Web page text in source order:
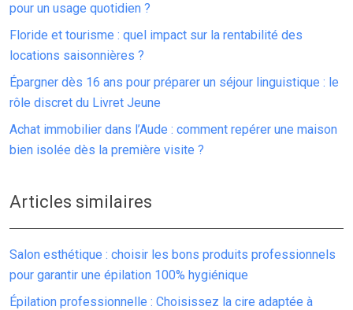
pour un usage quotidien ?
Floride et tourisme : quel impact sur la rentabilité des
locations saisonnières ?
Épargner dès 16 ans pour préparer un séjour linguistique : le
rôle discret du Livret Jeune
Achat immobilier dans l’Aude : comment repérer une maison
bien isolée dès la première visite ?
Articles similaires
Salon esthétique : choisir les bons produits professionnels
pour garantir une épilation 100% hygiénique
Épilation professionnelle : Choisissez la cire adaptée à